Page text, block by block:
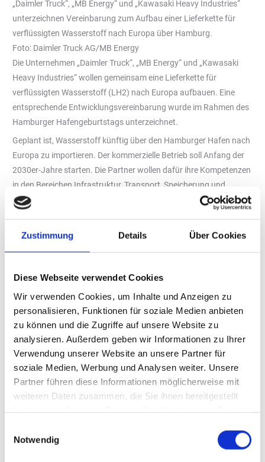
Zustimmung Details Über Cookies
Diese Webseite verwendet Cookies
Wir verwenden Cookies, um Inhalte und Anzeigen zu
personalisieren, Funktionen für soziale Medien anbieten
zu können und die Zugriffe auf unsere Website zu
analysieren. Außerdem geben wir Informationen zu Ihrer
Verwendung unserer Website an unsere Partner für
soziale Medien, Werbung und Analysen weiter. Unsere
Partner führen diese Informationen möglicherweise mit
weiteren Daten zusammen, die Sie ihnen bereitgestellt
Notwendig
„Daimler Truck“, „MB Energy“ und „Kawasaki Heavy Industries“
unterzeichnen Vereinbarung zum Aufbau einer Lieferkette für
verflüssigten Wasserstoff nach Europa über Hamburg.
Foto: Daimler Truck AG/MB Energy
Die Unternehmen „Daimler Truck“, „MB Energy“ und „Kawasaki
Heavy Industries“ wollen gemeinsam eine Lieferkette für
verflüssigten Wasserstoff (LH2) nach Europa aufbauen. Eine
entsprechende Entwicklungsvereinbarung wurde im Rahmen des
Hamburger Hafengeburtstags unterzeichnet.
Geplant ist, Wasserstoff künftig über den Hamburger Hafen nach
Europa zu importieren. Der kommerzielle Betrieb soll Anfang der
2030er-Jahre starten. Die Partner wollen dafür ihre Kompetenzen
in den Bereichen Infrastruktur, Transport, Speicherung und
Nutzung von Wasserstoff bündeln.
„Daimler Truck“ verfolgt bei der Dekarbonisierung des
Straßengüterverkehrs einen technologieoffenen Ansatz mit
flüssigwasserstoffbetriebene Brennstoffzellen-Lkw bei Kunden
einzusetzen. Die Serienproduktion entsprechender Fahrzeuge ist
für die frühen 2030er Jahre vorgesehen.
„Die Skalierung von wasserstoffbetriebenen Lkw in Europa im
kommenden Jahrzehnt wird nur möglich sein, wenn eine
zuverlässige und wettbewerbsfähige Versorgung mit flüssigem
Wasserstoff sichergestellt ist“, erklärte Manfred Schuckert, Leiter
Regulatory Strategy bei „Daimler Truck“.
Energiewende werden, und Hamburg ist ideal positioniert, um
Deutschlands wichtigstes Eingangstor zu werden“, sagte Volker